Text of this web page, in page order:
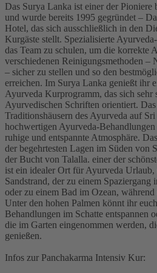
Das Surya Lanka ist einer der
und wurde bereits 1995 gegründet –
Hotel, das sich ausschließlich in den
Kurgäste stellt. Spezialisierte
das Team zu schulen, um die korrekte
verschiedenen Reinigungsmethoden –
– sicher zu stellen und so den
erreichen. Im Surya Lanka genießt ihr
Ayurveda Kurprogramm, das sich sehr
Ayurvedischen Schriften orientiert.
Traditionshäusern des Ayurveda auf
hochwertigen Ayurveda-Behandlungen
ruhige und entspannte Atmosphäre.
der begehrtesten Lagen im Süden von
der Bucht von Talalla. einer der
ist ein idealer Ort für Ayurveda
Sandstrand, der zu einem Spaziergang
oder zu einem Bad im Ozean, während
Unter den hohen Palmen könnt ihr
Behandlungen im Schatte entspannen
die im Garten eingenommen werden,
genießen.
Infos zur Panchakarma Intensiv Kur: